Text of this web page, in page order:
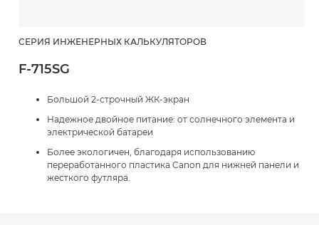
СЕРИЯ ИНЖЕНЕРНЫХ КАЛЬКУЛЯТОРОВ
F-715SG
Большой 2-строчный ЖК-экран
Надежное двойное питание: от солнечного элемента и
электрической батареи
Более экологичен, благодаря использованию
переработанного пластика Canon для нижней панели и
жесткого футляра.